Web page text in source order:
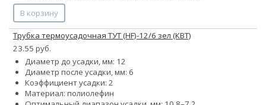
В корзину
Трубка термоусадочная ТУТ (HF)-12/6 зел (КВТ)
23.55 руб.
Диаметр до усадки, мм: 12
Диаметр после усадки, мм: 6
Коэффициент усадки: 2
Материал: полиолефин